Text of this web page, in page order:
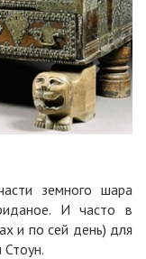
земного шара
И часто в
и по сей день) для
Стоун.